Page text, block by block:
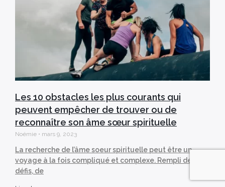
Les 10 obstacles les plus courants qui
peuvent empêcher de trouver ou de
reconnaître son âme sœur spirituelle
Noémie mars 9, 2023
La recherche de l’âme soeur spirituelle peut être un
voyage à la fois compliqué et complexe. Rempli de
défis, de